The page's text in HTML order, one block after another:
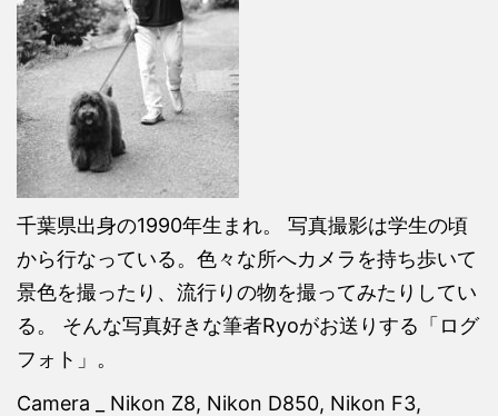
千葉県出身の1990年生まれ。 写真撮影は学生の頃
から行なっている。色々な所へカメラを持ち歩いて
景色を撮ったり、流行りの物を撮ってみたりしてい
る。 そんな写真好きな筆者Ryoがお送りする「ログ
フォト」。
Camera _ Nikon Z8, Nikon D850, Nikon F3,